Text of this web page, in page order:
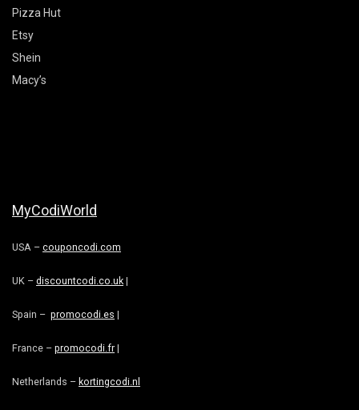
Pizza Hut
Etsy
Shein
Macy’s
MyCodiWorld
USA – couponcodi.com
UK – discountcodi.co.uk |
Spain – promocodi.es |
France – promocodi.fr |
Netherlands – kortingcodi.nl